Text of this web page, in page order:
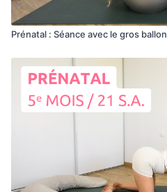
Prénatal : Séance avec le gros ballon